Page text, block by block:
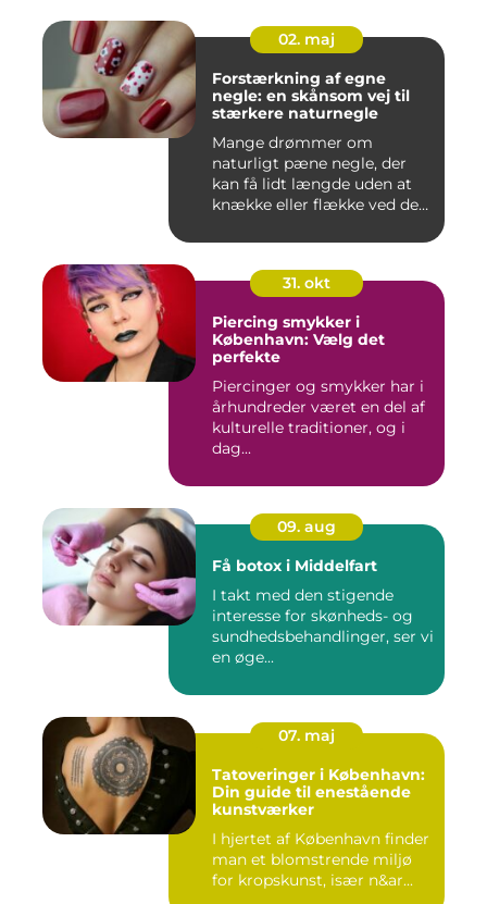
02. maj
Forstærkning af egne
negle: en skånsom vej til
stærkere naturnegle
Mange drømmer om
naturligt pæne negle, der
kan få lidt længde uden at
knække eller flække ved den
31. okt
Piercing smykker i
København: Vælg det
perfekte
Piercinger og smykker har i
århundreder været en del af
kulturelle traditioner, og i
dag...
09. aug
Få botox i Middelfart
I takt med den stigende
interesse for skønheds- og
sundhedsbehandlinger, ser vi
en øge...
07. maj
Tatoveringer i København:
Din guide til enestående
kunstværker
I hjertet af København finder
man et blomstrende miljø
for kropskunst, især n&ar...